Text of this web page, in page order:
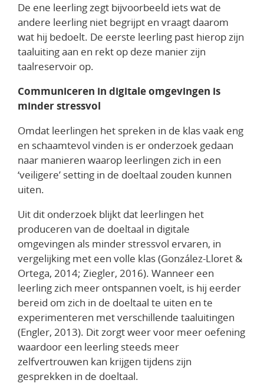
De ene leerling zegt bijvoorbeeld iets wat de
andere leerling niet begrijpt en vraagt daarom
wat hij bedoelt. De eerste leerling past hierop zijn
taaluiting aan en rekt op deze manier zijn
taalreservoir op.
Communiceren in digitale omgevingen is
minder stressvol
Omdat leerlingen het spreken in de klas vaak eng
en schaamtevol vinden is er onderzoek gedaan
naar manieren waarop leerlingen zich in een
‘veiligere’ setting in de doeltaal zouden kunnen
uiten.
Uit dit onderzoek blijkt dat leerlingen het
produceren van de doeltaal in digitale
omgevingen als minder stressvol ervaren, in
vergelijking met een volle klas (González-Lloret &
Ortega, 2014; Ziegler, 2016). Wanneer een
leerling zich meer ontspannen voelt, is hij eerder
bereid om zich in de doeltaal te uiten en te
experimenteren met verschillende taaluitingen
(Engler, 2013). Dit zorgt weer voor meer oefening
waardoor een leerling steeds meer
zelfvertrouwen kan krijgen tijdens zijn
gesprekken in de doeltaal.